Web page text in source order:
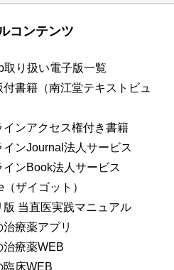
コンテンツ
取り扱い電子版一覧
付書籍（南江堂テキストビュ
インアクセス権付き書籍
インJournal法人サービス
インBook法人サービス
ザイゴット）
版 当直医実践マニュアル
治療薬アプリ
治療薬WEB
臨床WEB